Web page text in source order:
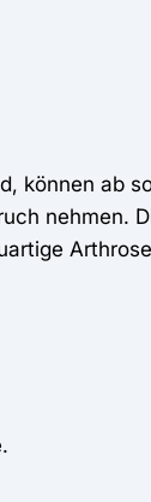
können ab
nehmen.